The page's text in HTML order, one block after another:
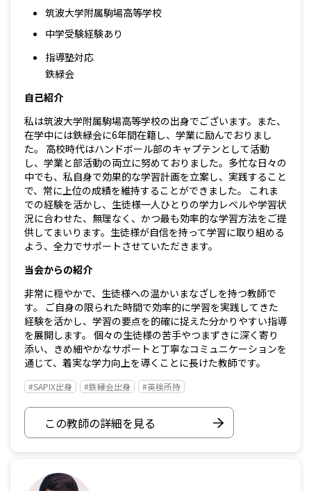
筑波大学附属駒場高等学校
中学受験経験あり
指導塾対応
鉄緑会
自己紹介
私は筑波大学附属駒場高等学校の出身でございます。また、
在学中には鉄緑会に6年間在籍し、学業に励んでおりまし
た。 高校時代はハンドボール部のキャプテンとして活動
し、学業と部活動の両立に努めておりました。多忙な日々の
中でも、私自身で効果的な学習計画を立案し、実践すること
で、常に上位の成績を維持することができました。 これま
での経験を活かし、生徒様一人ひとりの学力レベルや学習状
況に合わせた、無理なく、かつ最も効率的な学習方法をご提
供してまいります。生徒様が自信を持って学習に取り組める
よう、全力でサポートさせていただきます。
当会からの紹介
非常に穏やかで、生徒様への温かいまなざしを持つ教師で
す。 ご自身の限られた時間で効率的に学習を実践してきた
経験を活かし、学習の要点を的確に捉えた分かりやすい指導
を展開します。 個々の生徒様の苦手やつまずきに深く寄り
添い、きめ細やかなサポートと丁寧なコミュニケーションを
通じて、着実な学力向上を導くことに長けた教師です。
#SAPIX出身 #鉄縁会出身 #英検所持
この教師の詳細を見る